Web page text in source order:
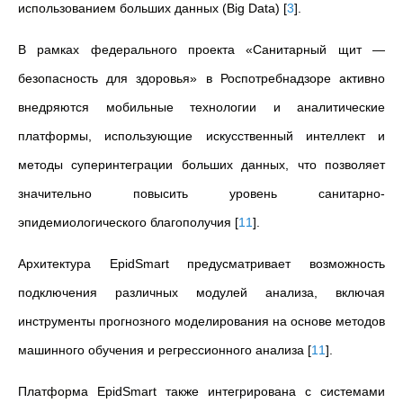
использованием больших данных (Big Data) [3]
В рамках федерального проекта «Санитарный щит —
безопасность для здоровья» в Роспотребнадзоре активно
внедряются мобильные технологии и аналитические
платформы, использующие искусственный интеллект и
методы суперинтеграции больших данных, что позволяет
значительно повысить уровень санитарно-
эпидемиологического благополучия [11]
Архитектура EpidSmart предусматривает возможность
подключения различных модулей анализа, включая
инструменты прогнозного моделирования на основе методов
машинного обучения и регрессионного анализа [11]
Платформа EpidSmart также интегрирована с системами